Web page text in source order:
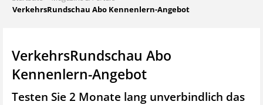
VerkehrsRundschau Abo Kennenlern-Angebot
VerkehrsRundschau Abo
Kennenlern-Angebot
Testen Sie 2 Monate lang unverbindlich das